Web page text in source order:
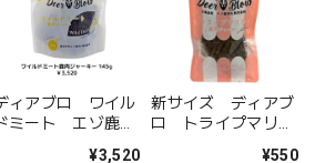
ィアブロ ワイル
ミート エゾ鹿肉
¥3,520
新サイズ ディアブ
ロ トライプマリ
¥550